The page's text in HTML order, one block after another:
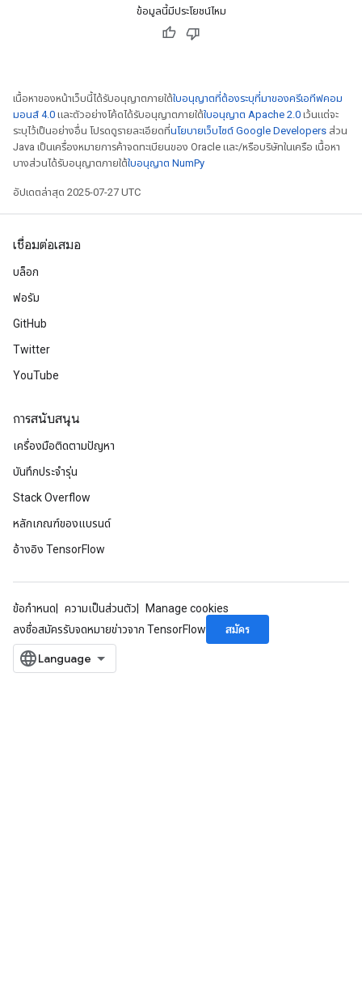
ข้อมูลนี้มีประโยชน์ไหม
เนื้อหาของหน้าเว็บนี้ได้รับอนุญาตภายใต้ใบอนุญาตที่ต้องระบุที่มาของครีเอทีฟคอม
มอนส์ 4.0 และตัวอย่างโค้ดได้รับอนุญาตภายใต้ใบอนุญาต Apache 2.0 เว้นแต่จะ
ระบุไว้เป็นอย่างอื่น โปรดดูรายละเอียดที่นโยบายเว็บไซต์ Google Developers ส่วน
Java เป็นเครื่องหมายการค้าจดทะเบียนของ Oracle และ/หรือบริษัทในเครือ เนื้อหา
บางส่วนได้รับอนุญาตภายใต้ใบอนุญาต NumPy
อัปเดตล่าสุด 2025-07-27 UTC
เชื่อมต่อเสมอ
บล็อก
ฟอรัม
GitHub
Twitter
YouTube
การสนับสนุน
เครื่องมือติดตามปัญหา
บันทึกประจำรุ่น
Stack Overflow
หลักเกณฑ์ของแบรนด์
อ้างอิง TensorFlow
ข้อกำหนด ความเป็นส่วนตัว
Manage cookies
ลงชื่อสมัครรับจดหมายข่าวจาก TensorFlow
สมัคร